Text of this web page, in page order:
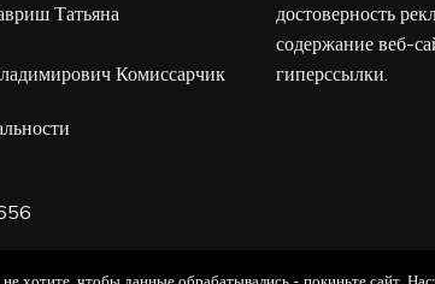
Татьяна
Комиссарчик
достоверность
содержание веб-
гиперссылки.